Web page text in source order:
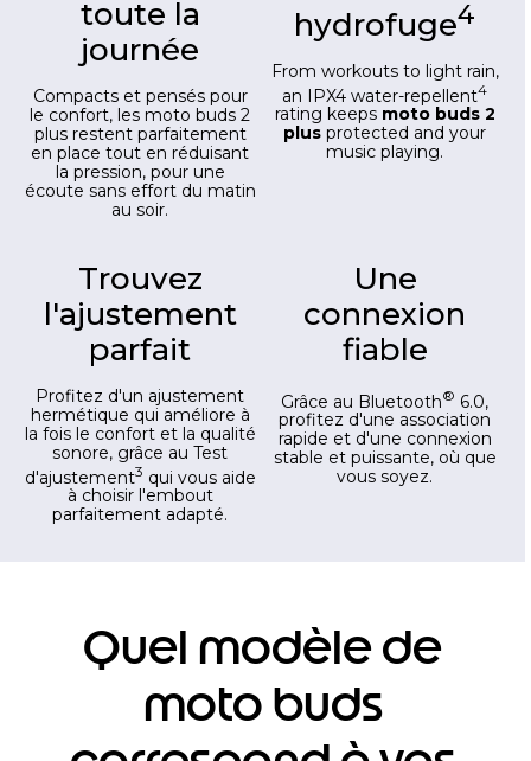
toute la
journée
Compacts et pensés pour
le confort, les moto buds 2
plus restent parfaitement
en place tout en réduisant
la pression, pour une
écoute sans effort du matin
au soir.
hydrofuge4
From workouts to light rain,
an IPX4 water-repellent4
rating keeps moto buds 2
plus protected and your
music playing.
Trouvez
l'ajustement
parfait
Profitez d'un ajustement
hermétique qui améliore à
la fois le confort et la qualité
sonore, grâce au Test
d'ajustement3 qui vous aide
à choisir l'embout
parfaitement adapté.
Une
connexion
fiable
Grâce au Bluetooth® 6.0,
profitez d'une association
rapide et d'une connexion
stable et puissante, où que
vous soyez.
Quel modèle de
moto buds